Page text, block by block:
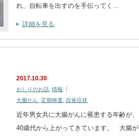
れ、自転車を出すのを手伝ってく…
詳細を見る
2017.10.30
おしりのお話 ,情報
大腸がん
定期検査 自覚症状
近年男女共に大腸がんに罹患する年齢が、
40歳代から上がってきています。 大腸が